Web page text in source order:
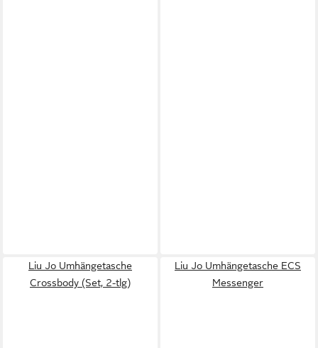
Liu Jo Umhängetasche
Crossbody (Set, 2-tlg)
Liu Jo Umhängetasche ECS
Messenger